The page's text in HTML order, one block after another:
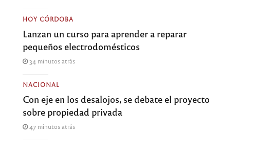
HOY CÓRDOBA
Lanzan un curso para aprender a reparar
pequeños electrodomésticos
34 minutos atrás
NACIONAL
Con eje en los desalojos, se debate el proyecto
sobre propiedad privada
47 minutos atrás